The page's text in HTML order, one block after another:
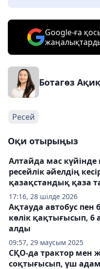
Google-ға
Ботагөз
Ресей
Оқи отырыңыз
17:16, 28 шілде 2026
Алтайда мас күйінде
ресейлік әйелдің
қазақстандық қаза
09:57, 29 маусым 2025
Ақтауда автобус пен
көлік қақтығысып, 6
алды
СҚО-да трактор мен
соқтығысып, үш